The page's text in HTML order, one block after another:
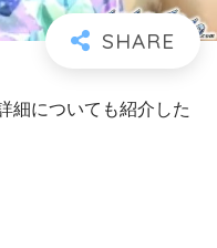
細についても紹介した